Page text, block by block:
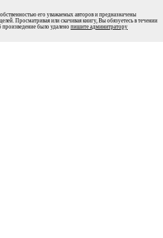
его уважаемых авторов и предназначены
Просматривая или скачивая книгу, Вы обязуетесь в течении
произведение было удалено пишите админитратору